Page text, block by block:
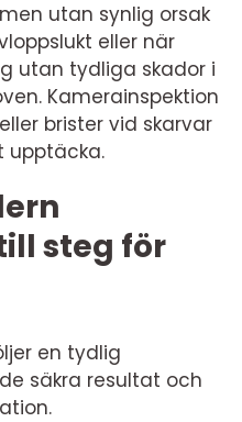
utan synlig orsak
eller när
utan tydliga skador i
Kamerainspektion
brister vid skarvar
upptäcka.
steg för
en tydlig
säkra resultat och